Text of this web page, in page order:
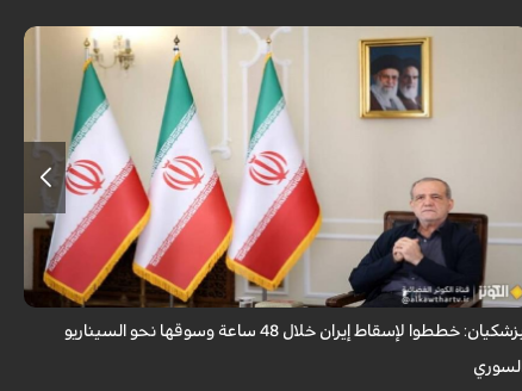
قال الرئيس الايراني مسعود بزشكيان ان الأعداء وضعوا خططًا وتصوروا أن
بإمكانهم السيطرة على إيران خلال 48 ساعة كما فعلوا مع سوريا.
بزشكيان: خططوا لإسقاط إيران خلال 48 ساعة وسوقها نحو السيناريو
السوري